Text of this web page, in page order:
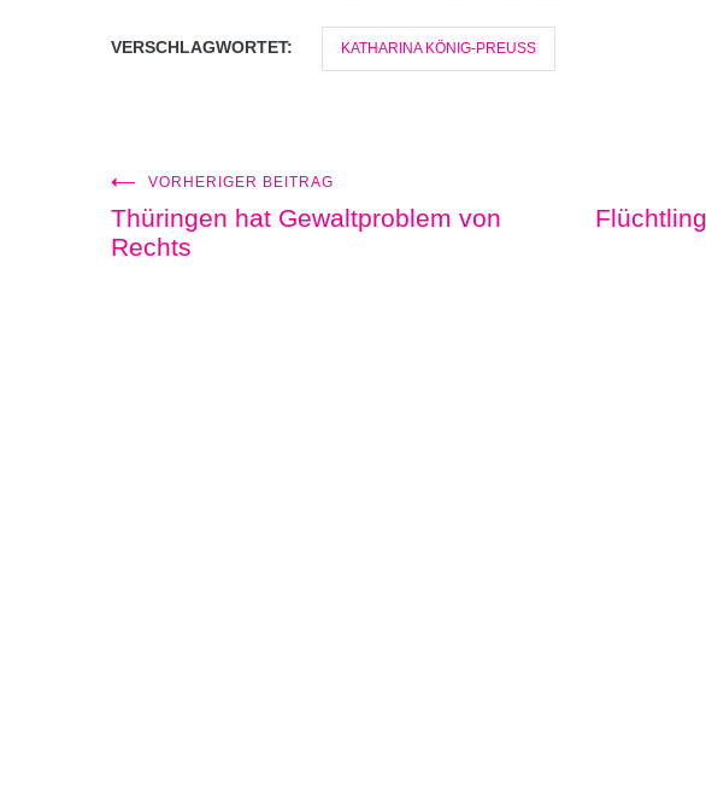
VERSCHLAGWORTET: KATHARINA KÖNIG-PREUSS
Beitragsnavigation
VORHERIGER BEITRAG
Thüringen hat Gewaltproblem von
Rechts